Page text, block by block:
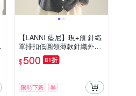
【LANNI 藍尼】現+預 針織
單排扣低圓領薄款針織外套
(開襟外套/微Ｖ領)
$500 81折
限時下殺 券